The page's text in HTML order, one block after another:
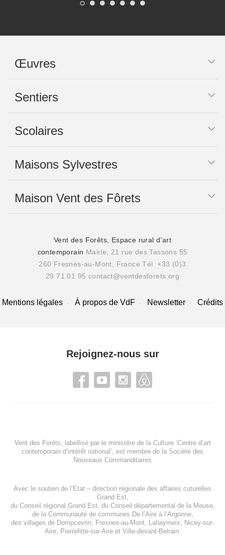
Œuvres
Sentiers
Scolaires
Maisons Sylvestres
Maison Vent des Fôrets
Vent des Forêts, Espace rural d’art
contemporain Mairie, 21 rue des Tassons 55
260 Fresnes-au-Mont, France Tél. +33 (0)3
29 71 01 95 contact@ventdesforets.org
Mentions légales À propos de VdF Newsletter Crédits
Rejoignez-nous sur
Vent des Forêts, labellisé par le ministère de la Culture ‘Centre d’art
contemporain d’intérêt national’, est membre de la Société des
Nouveaux Commanditaires
Avec le soutien de l’ Etat – direction régionale des affaires cuturelles
Grand Est,
du Conseil régional Grand Est, du Conseil départemental de la Meuse,
de la Communauté de communes De l’Aire à l’Argonne,
des villages de Dompcevrin Fresnes-au-Mont Lahaymeix
Nicey-sur-
Aire, Pierrefitte-sur-Aireet Ville-devant-Belrain.